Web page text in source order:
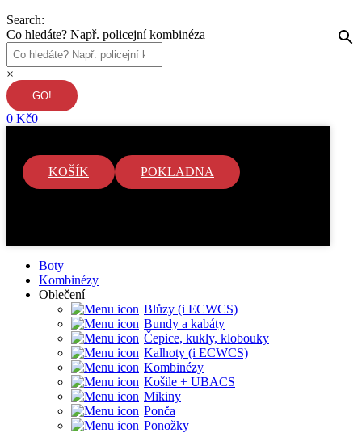
Search:
Co hledáte? Např. policejní kombinéza
×
0 Kč0
KOŠÍK POKLADNA
Boty
Kombinézy
Oblečení
Blůzy (i ECWCS)
Bundy a kabáty
Čepice, kukly, klobouky
Kalhoty (i ECWCS)
Kombinézy
Košile + UBACS
Mikiny
Ponča
Ponožky